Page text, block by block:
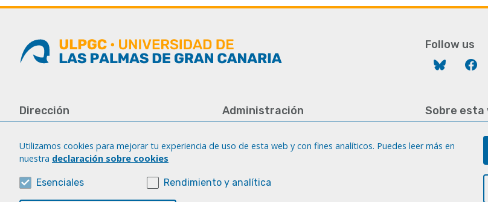
Follow us
Bluesky
Dirección
Canaria
Campus del Obelisco
Aulario del Obelisco, módulo A
Plaza de la Constitución, s/n
35003 Las Palmas de Gran Canaria.
Administración
Fax: +34 928 451 701
Sobre esta
Cookies
Utilizamos cookies para mejorar tu experiencia de uso de esta web y con fines analíticos. Puedes leer más en
nuestra declaración sobre cookies
Esenciales Rendimiento y analítica